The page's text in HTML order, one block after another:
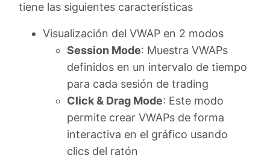
tiene las siguientes características
Visualización del VWAP en 2 modos
Session Mode: Muestra VWAPs
definidos en un intervalo de tiempo
para cada sesión de trading
Click & Drag Mode: Este modo
permite crear VWAPs de forma
interactiva en el gráfico usando
clics del ratón